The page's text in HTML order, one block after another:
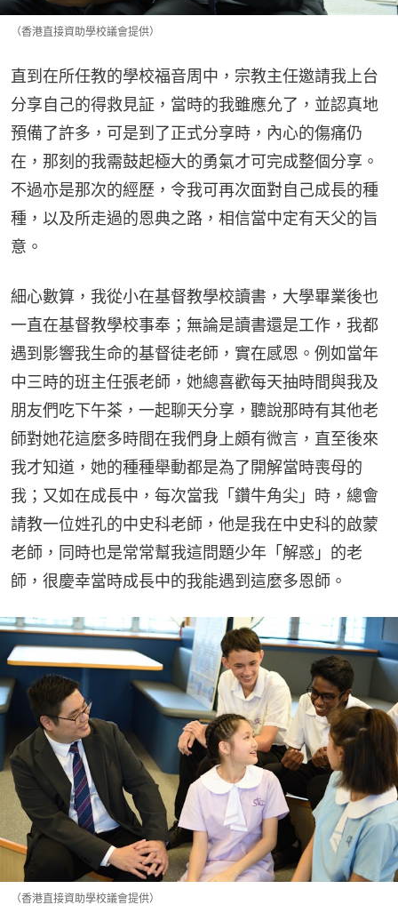
（香港直接資助學校議會提供）
直到在所任教的學校福音周中，宗教主任邀請我上台
分享自己的得救見証，當時的我雖應允了，並認真地
預備了許多，可是到了正式分享時，內心的傷痛仍
在，那刻的我需鼓起極大的勇氣才可完成整個分享。
不過亦是那次的經歷，令我可再次面對自己成長的種
種，以及所走過的恩典之路，相信當中定有天父的旨
意。
細心數算，我從小在基督教學校讀書，大學畢業後也
一直在基督教學校事奉；無論是讀書還是工作，我都
遇到影響我生命的基督徒老師，實在感恩。例如當年
中三時的班主任張老師，她總喜歡每天抽時間與我及
朋友們吃下午茶，一起聊天分享，聽說那時有其他老
師對她花這麼多時間在我們身上頗有微言，直至後來
我才知道，她的種種舉動都是為了開解當時喪母的
我；又如在成長中，每次當我「鑽牛角尖」時，總會
請教一位姓孔的中史科老師，他是我在中史科的啟蒙
老師，同時也是常常幫我這問題少年「解惑」的老
師，很慶幸當時成長中的我能遇到這麼多恩師。
（香港直接資助學校議會提供）